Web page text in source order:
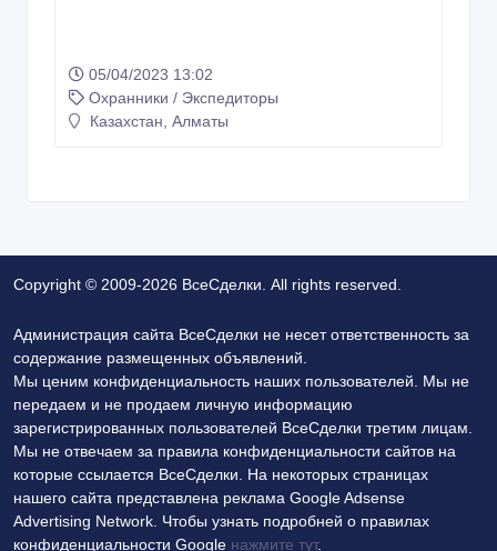
05/04/2023 13:02
Охранники / Экспедиторы
Казахстан, Алматы
Copyright © 2009-2026 ВсеСделки. All rights reserved.
Администрация сайта ВсеСделки не несет ответственность за
содержание размещенных объявлений.
Мы ценим конфиденциальность наших пользователей. Мы не
передаем и не продаем личную информацию
зарегистрированных пользователей ВсеСделки третим лицам.
Мы не отвечаем за правила конфиденциальности сайтов на
которые ссылается ВсеСделки. На некоторых страницах
нашего сайта представлена реклама Google Adsense
Advertising Network. Чтобы узнать подробней о правилах
конфиденциальности Google нажмите тут.